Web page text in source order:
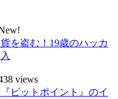
を盗む！19歳のハッカ
views
ビットポイント』のイ